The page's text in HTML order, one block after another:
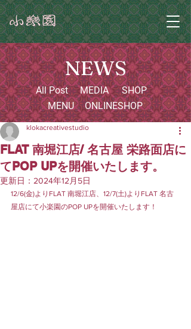
NEWS
All Post
MENU
MEDIA
SHOP
ONLINESHOP
FLAT 南堀江店/ 名古屋 栄路面店に
てPOP UPを開催いたします。
klokacreativestudio
更新日： 2024年12月5日
12/6(金)よりFLAT 南堀江店、12/7(土)よりFLAT 名古
屋店にて小楽園のPOP UPを開催いたします！